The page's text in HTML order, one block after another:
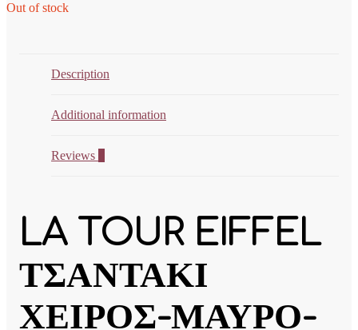
Out of stock
Description
Additional information
Reviews
LA TOUR EIFFEL
ΤΣΑΝΤΑΚΙ
ΧΕΙΡΟΣ-ΜΑΥΡΟ-